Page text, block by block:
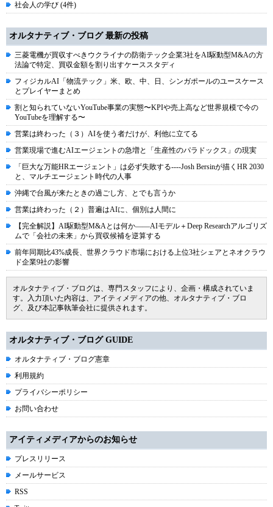
社会人の学び (4件)
オルタナティブ・ブログ 最新の投稿
三菱電機が買収すべきウクライナの防衛テック企業3社をAI駆動型M&Aの方
法論で特定、買収金額を割り出すケーススタディ
フィジカルAI「物流テック」米、欧、中、日、シンガポールのユースケース
とプレイヤーまとめ
割と知られていないYouTube事業の実態〜KPIや売上高など世界規模で今の
YouTubeを理解する〜
営業は終わった（３）AIを使う者だけが、利他に立てる
営業現場で進むAIエージェントの急増と「生産性のパラドックス」の現実
「巨大な万能HRエージェント」は必ず失敗する----Josh Bersinが描くHR 2030
と、マルチエージェント時代の人事
沖縄で台風が来たときの過ごし方、とでも言うか
営業は終わった（２）普遍はAIに、個別は人間に
【完全解説】AI駆動型M&Aとは何か――AIモデル＋Deep Researchアルゴリズ
ムで「会社の未来」から買収候補を逆算する
前年同期比43%成長、世界クラウド市場における上位3社シェアとネオクラウ
ド企業9社の影響
オルタナティブ・ブログは、専門スタッフにより、企画・構成されていま
す。入力頂いた内容は、アイティメディアの他、オルタナティブ・ブロ
グ、及び本記事執筆会社に提供されます。
オルタナティブ・ブログ GUIDE
オルタナティブ・ブログ憲章
利用規約
プライバシーポリシー
お問い合わせ
アイティメディアからのお知らせ
プレスリリース
メールサービス
RSS